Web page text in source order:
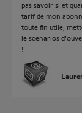
pas savoir si et
tarif de mon
toute fin utile,
le scenarios
!